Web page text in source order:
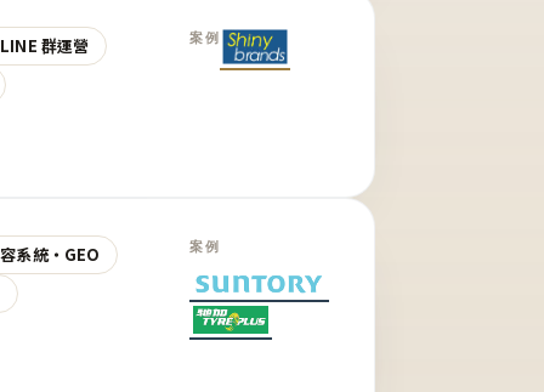
群運營 案例
系統・GEO
案例